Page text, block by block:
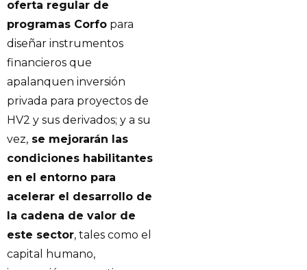
oferta regular de
programas Corfo para
diseñar instrumentos
financieros que
apalanquen inversión
privada para proyectos de
HV2 y sus derivados; y a su
vez, se mejorarán las
condiciones habilitantes
en el entorno para
acelerar el desarrollo de
la cadena de valor de
este sector, tales como el
capital humano,